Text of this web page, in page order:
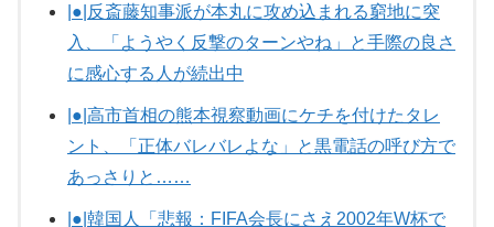
|●|反斎藤知事派が本丸に攻め込まれる窮地に突
入、「ようやく反撃のターンやね」と手際の良さ
に感心する人が続出中
|●|高市首相の熊本視察動画にケチを付けたタレ
ント、「正体バレバレよな」と黒電話の呼び方で
あっさりと……
|●|韓国人「悲報：FIFA会長にさえ2002年W杯で